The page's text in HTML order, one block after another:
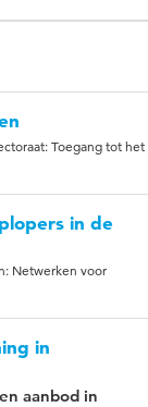
Toegang tot het
in de
Netwerken voor
in
aanbod in